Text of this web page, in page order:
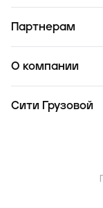
Партнерам
О компании
Сити Грузовой